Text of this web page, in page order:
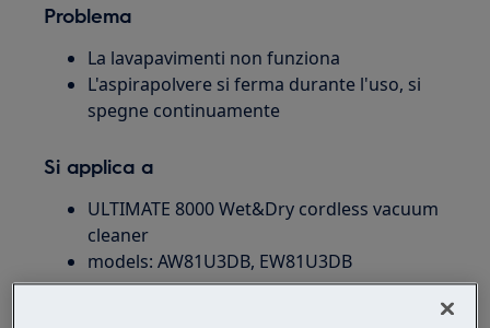
Problema
La lavapavimenti non funziona
L'aspirapolvere si ferma durante l'uso, si
spegne continuamente
Si applica a
ULTIMATE 8000 Wet&Dry cordless vacuum
cleaner
models: AW81U3DB, EW81U3DB